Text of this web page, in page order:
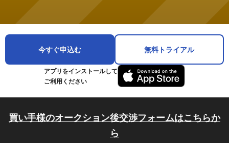
今すぐ申込む 無料トライアル
アプリをインストールして
ご利用ください
買い手様のオークション後交渉フォームはこちらか
ら